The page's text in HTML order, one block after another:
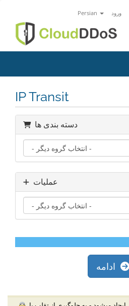
Persian ورود
IP Transit
دسته بندی ها
عملیات